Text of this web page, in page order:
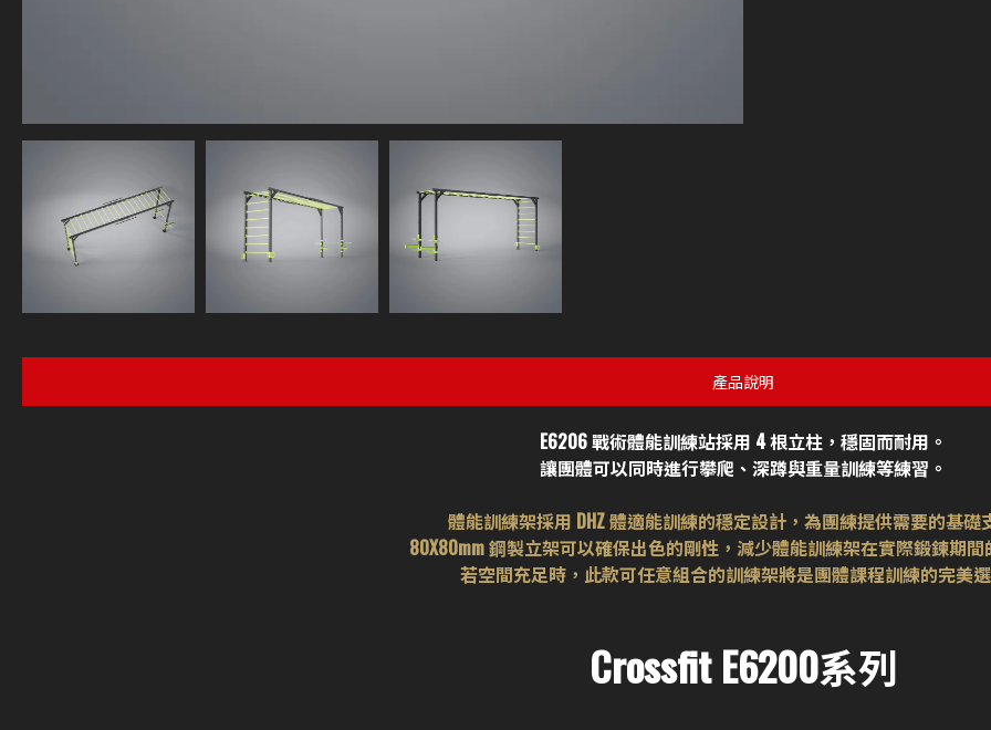
產品說明
E6206 戰術體能訓練站採用 4 根立柱，穩固而耐用。
讓團體可以同時進行攀爬、深蹲與重量訓練等練習。
體能訓練架採用 DHZ 體適能訓練的穩定設計，為團練提供需要的基
80X80mm 鋼製立架可以確保出色的剛性，減少體能訓練架在實際鍛鍊期
若空間充足時，此款可任意組合的訓練架將是團體課程訓練的完美
Crossfit E6200系列